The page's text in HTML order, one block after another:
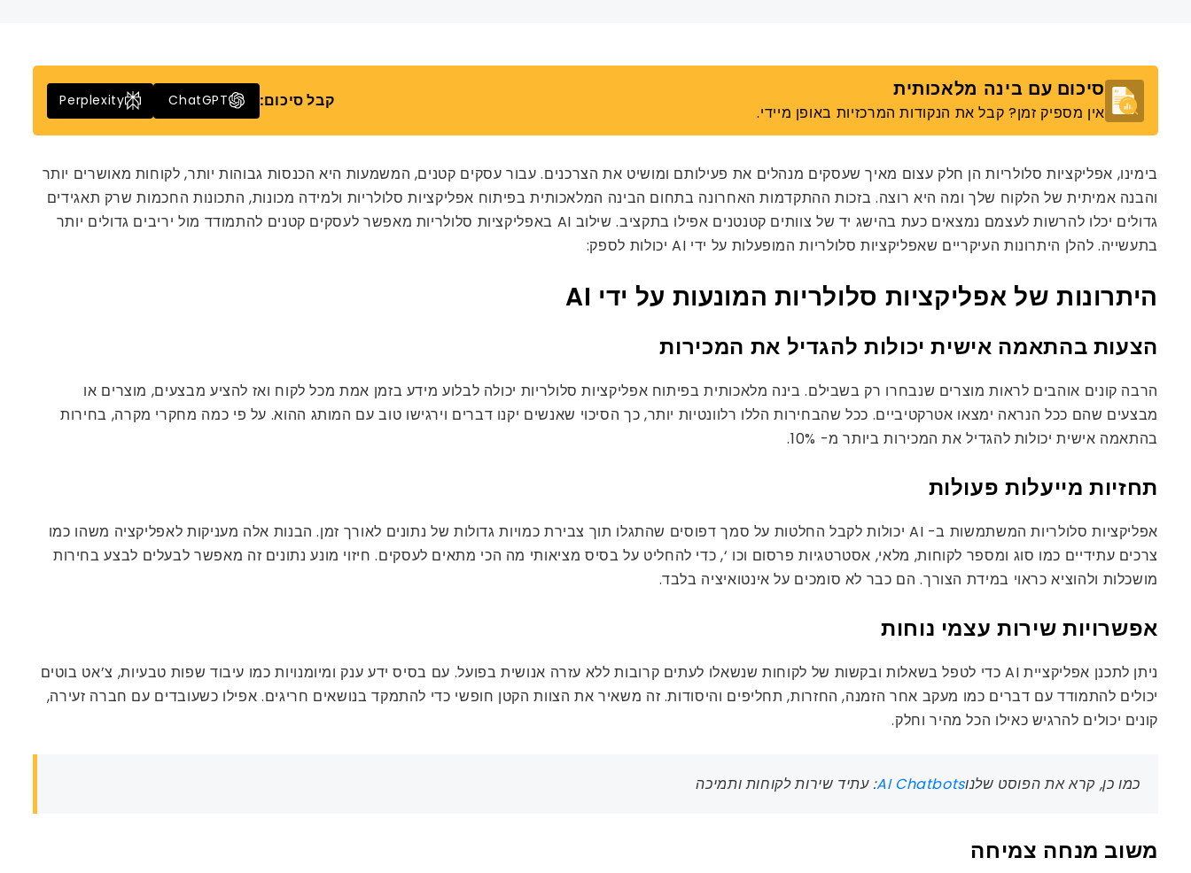
סיכום עם בינה מלאכותית
אין מספיק זמן? קבל את הנקודות המרכזיות באופן מיידי.
קבל סיכום: ChatGPT
Perplexity
בימינו, אפליקציות סלולריות הן חלק עצום מאיך שעסקים מנהלים את פעילותם ומושיט את הצרכנים. עבור עסקים קטנים, המשמעות היא הכנסות גבוהות יותר, לקוחות מאושרים יותר
והבנה אמיתית של הלקוח שלך ומה היא רוצה. בזכות ההתקדמות האחרונה בתחום הבינה המלאכותית בפיתוח אפליקציות סלולריות ולמידה מכונות, התכונות החכמות שרק תאגידים
גדולים יכלו להרשות לעצמם נמצאים כעת בהישג יד של צוותים קטנטנים אפילו בתקציב. שילוב AI באפליקציות סלולריות מאפשר לעסקים קטנים להתמודד מול יריבים גדולים יותר
בתעשייה. להלן היתרונות העיקריים שאפליקציות סלולריות המופעלות על ידי AI יכולות לספק:
היתרונות של אפליקציות סלולריות המונעות על ידי AI
הצעות בהתאמה אישית יכולות להגדיל את המכירות
הרבה קונים אוהבים לראות מוצרים שנבחרו רק בשבילם. בינה מלאכותית בפיתוח אפליקציות סלולריות יכולה לבלוע מידע בזמן אמת מכל לקוח ואז להציע מבצעים, מוצרים או
מבצעים שהם ככל הנראה ימצאו אטרקטיביים. ככל שהבחירות הללו רלוונטיות יותר, כך הסיכוי שאנשים יקנו דברים וירגישו טוב עם המותג ההוא. על פי כמה מחקרי מקרה, בחירות
בהתאמה אישית יכולות להגדיל את המכירות ביותר מ- 10%.
תחזיות מייעלות פעולות
אפליקציות סלולריות המשתמשות ב- AI יכולות לקבל החלטות על סמך דפוסים שהתגלו תוך צבירת כמויות גדולות של נתונים לאורך זמן. הבנות אלה מעניקות לאפליקציה משהו כמו
צרכים עתידיים כמו סוג ומספר לקוחות, מלאי, אסטרטגיות פרסום וכו ‘, כדי להחליט על בסיס מציאותי מה הכי מתאים לעסקים. חיזוי מונע נתונים זה מאפשר לבעלים לבצע בחירות
מושכלות ולהוציא כראוי במידת הצורך. הם כבר לא סומכים על אינטואיציה בלבד.
אפשרויות שירות עצמי נוחות
ניתן לתכנן אפליקציית AI כדי לטפל בשאלות ובקשות של לקוחות שנשאלו לעתים קרובות ללא עזרה אנושית בפועל. עם בסיס ידע ענק ומיומנויות כמו עיבוד שפות טבעיות, צ’אט בוטים
יכולים להתמודד עם דברים כמו מעקב אחר הזמנה, החזרות, תחליפים והיסודות. זה משאיר את הצוות הקטן חופשי כדי להתמקד בנושאים חריגים. אפילו כשעובדים עם חברה זעירה,
קונים יכולים להרגיש כאילו הכל מהיר וחלק.
כמו כן, קרא את הפוסט שלנוAI Chatbots: עתיד שירות לקוחות ותמיכה
משוב מנחה צמיחה